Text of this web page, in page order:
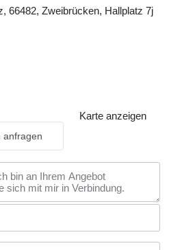
66482, Zweibrücken, Hallplatz 7j
Karte anzeigen
anfragen